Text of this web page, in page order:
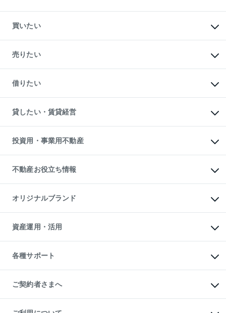
買いたい
新築・分譲マンションの購入
中古マンションの購入
一戸建ての購入
中古一戸建ての購入
不動産購入の流れ
注目キーワード物件特集
購入ガイド
English 繁体中文簡体中文
売りたい
一戸建ての売却・査定
土地の売却・査定
スピードAI査定
不動産査定について
不動産売却の流れ
不動産買換えの流れ
売却ガイド
借りたい
オフィス・店舗の賃貸
借りるときの流れ
借りるガイド
貸したい・賃貸経営
マンション賃料データ
賃貸管理プラン
リロケーションについて
貸すガイド
投資用・事業用不動産
事業用不動産
マンション投資
投資用マンション
アパート経営
収益物件
ビル購入（ビル一棟）
投資用不動産の売却査定
事業用不動産の売却査定
不動産お役立ち情報
マンションライブラリー
人気マンションランキング
暮らしに役立つ不動産メディア
不動産相場・不動産価格情報
不動産コラム・ニュース
不動産用語集
不動産なんでもネット相談室
住まいの税金
オリジナルブランド
一棟リノベーションマンション
L`GENTE（ルジェンテ）
区分リノベーションマンション
投資用一棟レジデンスWELL
不動産小口投資
LEGACIA（レガシア）
資産運用・活用
不動産M&A
アセットマネジメント・出資
各種サポート
相続サポート
リフォームサポート
ご契約者さまへ
ご紹介・再契約特典